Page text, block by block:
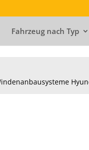
Fahrzeug nach Typ